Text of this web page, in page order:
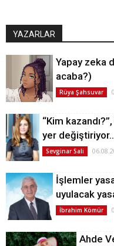
YAZARLAR
Yapay zeka
acaba?)
Rüya Şahsuvar
“Kim
yer
Sevginar Sali
İşlemler
uyulacak
İbrahim Kömür
Ahde